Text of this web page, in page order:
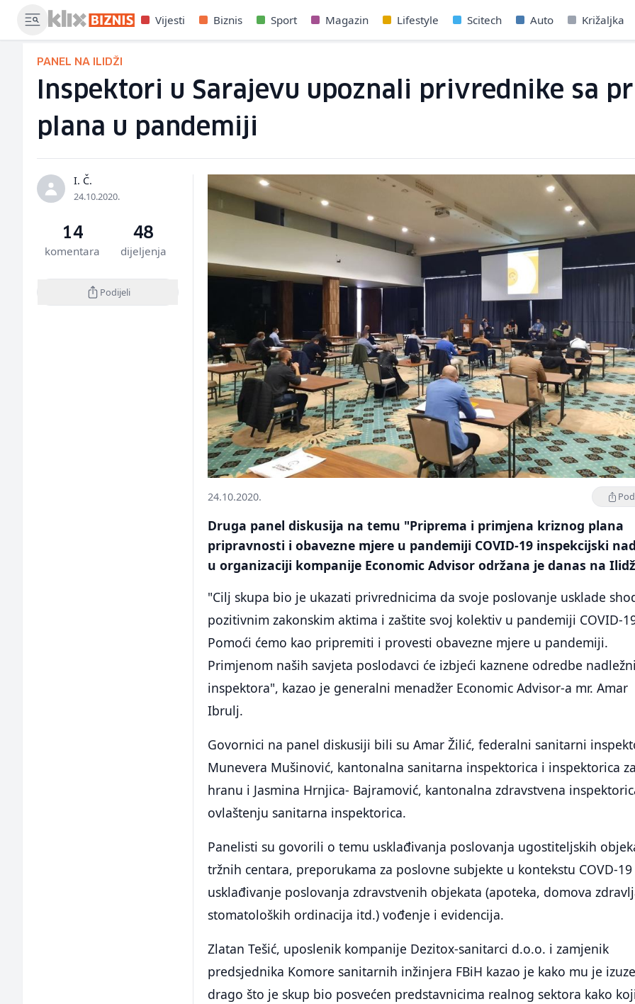
Vijesti Biznis Sport Magazin Lifestyle Scitech Auto Križaljka
PANEL NA ILIDŽI
Inspektori u Sarajevu upoznali privrednike sa
plana u pandemiji
I. Č.
24.10.2020.
14
komentara
48
dijeljenja
Podijeli
24.10.2020.
Druga panel diskusija na temu "Priprema i primjena kriznog plana
pripravnosti i obavezne mjere u pandemiji COVID-19 inspekcijski
u organizaciji kompanije Economic Advisor održana je danas na
"Cilj skupa bio je ukazati privrednicima da svoje poslovanje usklade
pozitivnim zakonskim aktima i zaštite svoj kolektiv u pandemiji COVID-
Pomoći ćemo kao pripremiti i provesti obavezne mjere u pandemiji.
Primjenom naših savjeta poslodavci će izbjeći kaznene odredbe
inspektora", kazao je generalni menadžer Economic Advisor-a mr. Amar
Ibrulj.
Govornici na panel diskusiji bili su Amar Žilić, federalni sanitarni
Munevera Mušinović, kantonalna sanitarna inspektorica i inspektorica za
hranu i Jasmina Hrnjica- Bajramović, kantonalna zdravstvena
ovlaštenju sanitarna inspektorica.
Panelisti su govorili o temu usklađivanja poslovanja ugostiteljskih
tržnih centara, preporukama za poslovne subjekte u kontekstu COVD-19
usklađivanje poslovanja zdravstvenih objekata (apoteka, domova
stomatoloških ordinacija itd.) vođenje i evidencija.
Zlatan Tešić, uposlenik kompanije Dezitox-sanitarci d.o.o. i zamjenik
predsjednika Komore sanitarnih inžinjera FBiH kazao je kako mu je
drago što je skup bio posvećen predstavnicima realnog sektora kako